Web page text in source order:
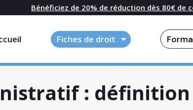
Bénéficiez de 20% de réduction dès 80€ de
Fiches de droit
: